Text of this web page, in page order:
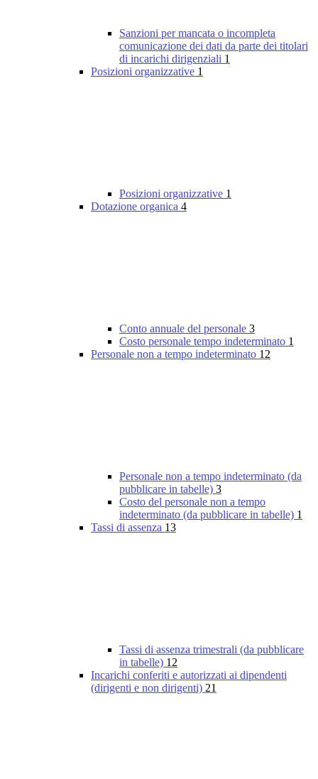
Sanzioni per mancata o incompleta
comunicazione dei dati da parte dei titolari
di incarichi dirigenziali 1
Posizioni organizzative 1
Posizioni organizzative 1
Dotazione organica 4
Conto annuale del personale 3
Costo personale tempo indeterminato 1
Personale non a tempo indeterminato 12
Personale non a tempo indeterminato (da
pubblicare in tabelle) 3
Costo del personale non a tempo
indeterminato (da pubblicare in tabelle) 1
Tassi di assenza 13
Tassi di assenza trimestrali (da pubblicare
in tabelle) 12
Incarichi conferiti e autorizzati ai dipendenti
(dirigenti e non dirigenti) 21